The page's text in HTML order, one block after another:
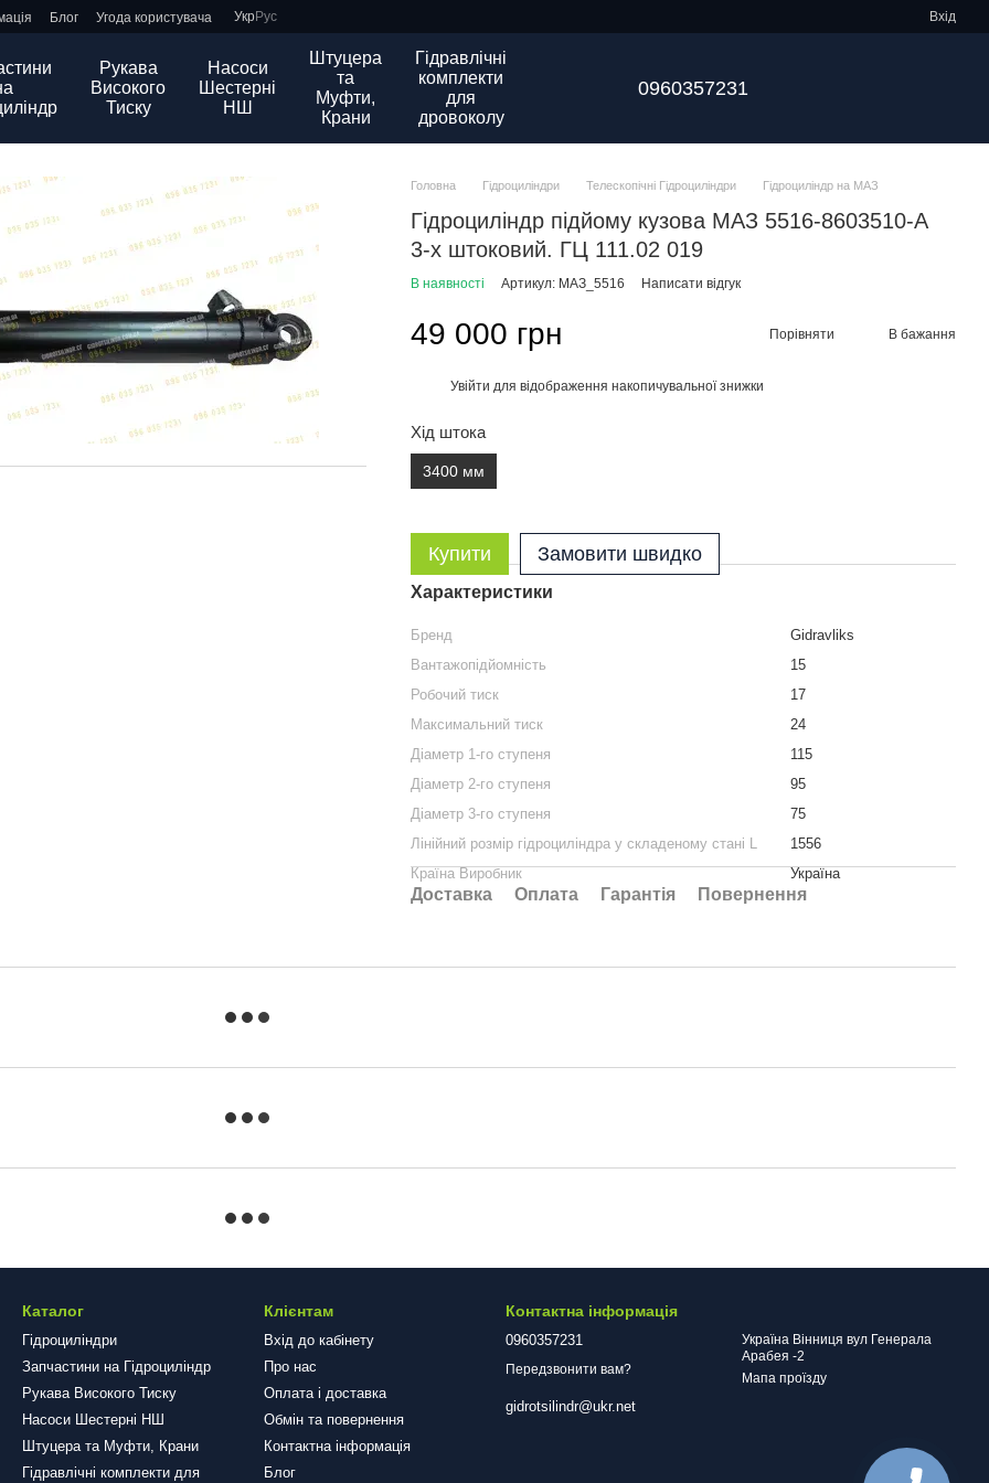
Блог Угода користувача УкрРус Вхід
Рукава
Високого
Тиску
Насоси
Шестерні
НШ
Штуцера
та
Муфти,
Крани
Гідравлічні
комплекти
для
дровоколу
0960357231
Головна Гідроциліндри Телескопічні Гідроциліндри Гідроциліндр на МАЗ
Гідроциліндр підйому кузова МАЗ 5516-8603510-А
3-х штоковий. ГЦ 111.02 019
В наявності Артикул: МАЗ_5516 Написати відгук
49 000 грн Порівняти В бажання
Увійти для відображення накопичувальної знижки
Хід штока
3400 мм
Купити Замовити швидко
Характеристики
Бренд
Gidravliks
Вантажопідйомність
15
Робочий тиск
17
Максимальний тиск
24
Діаметр 1-го ступеня
115
Діаметр 2-го ступеня
95
Діаметр 3-го ступеня
75
Лінійний розмір гідроциліндра у складеному стані L
1556
Країна Виробник
Україна
Доставка Оплата Гарантія Повернення
Каталог
Гідроциліндри
Запчастини на Гідроциліндр
Рукава Високого Тиску
Насоси Шестерні НШ
Штуцера та Муфти, Крани
Гідравлічні комплекти для
Клієнтам
Вхід до кабінету
Про нас
Оплата і доставка
Обмін та повернення
Контактна інформація
Блог
Контактна інформація
0960357231
Передзвонити вам?
gidrotsilindr@ukr.net
Україна Вінниця вул Генерала
Арабея -2
Мапа проїзду